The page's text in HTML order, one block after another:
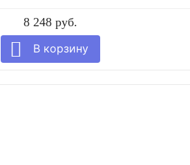
8 248 руб.